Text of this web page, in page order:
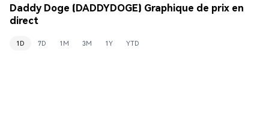
Daddy Doge (DADDYDOGE) Graphique de prix en
direct
1D 7D 1M 3M 1Y YTD